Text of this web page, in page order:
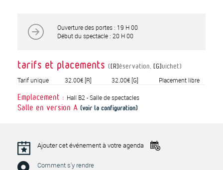
Ouverture des portes : 19 H 00
Début du spectacle : 20 H 00
tarifs et placements ( [R]éservation, [G]uichet)
Tarif unique 32.00€[R] 32.00€ [G] Placement libre
Emplacement : Hall B2 - Salle de spectacles
Salle en version A (voir la configuration)
Ajouter cet événement à votre agenda
Comment s'y rendre